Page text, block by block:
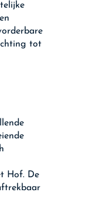
tot
Hof. De